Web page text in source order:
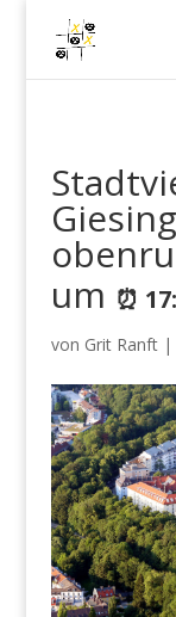
um ⏰
von Grit Ranft|